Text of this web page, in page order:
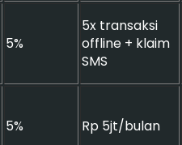
5%
5x transaksi
offline + klaim
SMS
5% Rp 5jt/bulan